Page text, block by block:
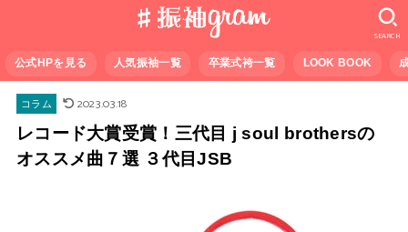
公式HPを見る 人気振袖一覧 卒業式袴一覧 LOOK BOOK
SEARCH
コラム
2023.03.18
レコード大賞受賞！三代目 j soul brothersの
オススメ曲７選 ３代目JSB